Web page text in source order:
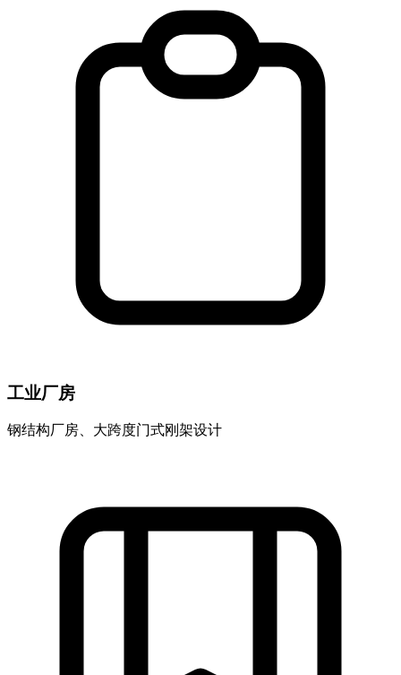
工业厂房
钢结构厂房、大跨度门式刚架设计